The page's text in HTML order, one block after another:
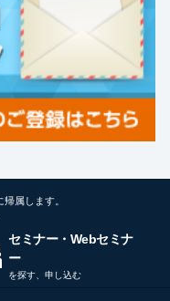
属します。
セミナー・Webセミナ
ー
を探す、申し込む